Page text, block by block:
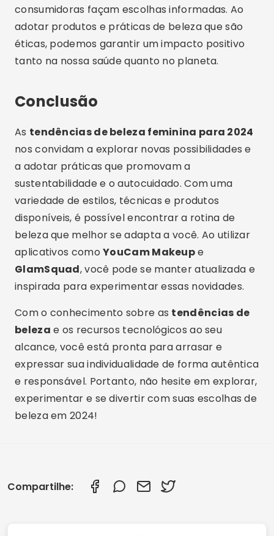
consumidoras façam escolhas informadas. Ao
adotar produtos e práticas de beleza que são
éticas, podemos garantir um impacto positivo
tanto na nossa saúde quanto no planeta.
Conclusão
As tendências de beleza feminina para 2024
nos convidam a explorar novas possibilidades e
a adotar práticas que promovam a
sustentabilidade e o autocuidado. Com uma
variedade de estilos, técnicas e produtos
disponíveis, é possível encontrar a rotina de
beleza que melhor se adapta a você. Ao utilizar
aplicativos comoYouCam Makeupe
GlamSquad, você pode se manter atualizada e
inspirada para experimentar essas novidades.
Com o conhecimento sobre as tendências de
beleza e os recursos tecnológicos ao seu
alcance, você está pronta para arrasar e
expressar sua individualidade de forma autêntica
e responsável. Portanto, não hesite em explorar,
experimentar e se divertir com suas escolhas de
beleza em 2024!
Compartilhe: